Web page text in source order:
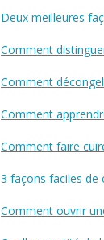
Deux meilleures
Comment
Comment
Comment
Comment faire
3 façons faciles de
Comment ouvrir